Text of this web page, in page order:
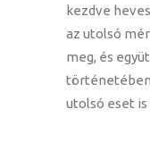
kezdve
az utolsó
meg, és
történetében
utolsó eset